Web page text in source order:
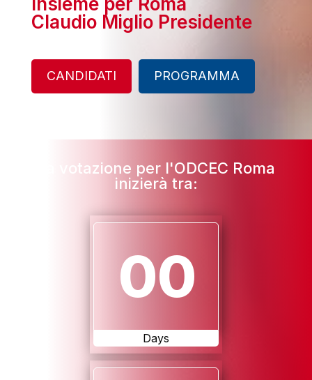
Claudio Miglio Presidente
CANDIDATI PROGRAMMA
La votazione per l'ODCEC Roma
inizierà tra:
00
Days